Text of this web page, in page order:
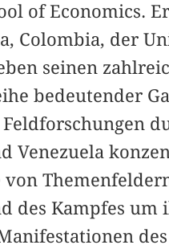
of Economics.
Colombia, der
seinen
bedeutender
Venezuela
von
des Kampfes um
des